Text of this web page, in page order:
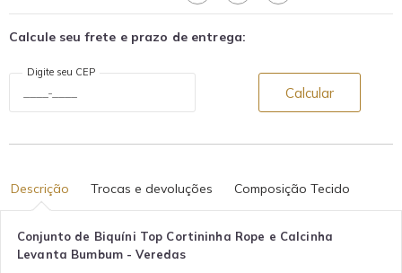
Calcule seu frete e prazo de entrega:
Digite seu CEP
Calcular
Descrição Trocas e devoluções Composição Tecido
Conjunto de Biquíni Top Cortininha Rope e Calcinha
Levanta Bumbum - Veredas